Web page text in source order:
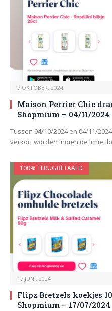
7 OKTOBER, 2024
Maison Perrier Chic
Shopmium – 04/11/2024
Tussen 04/10/2024 en 04/11/
verkort worden indien de limiet
100% TERUGBETAALD
17 JUNI, 2024
Flipz Bretzels koekjes
Shopmium – 17/07/2024